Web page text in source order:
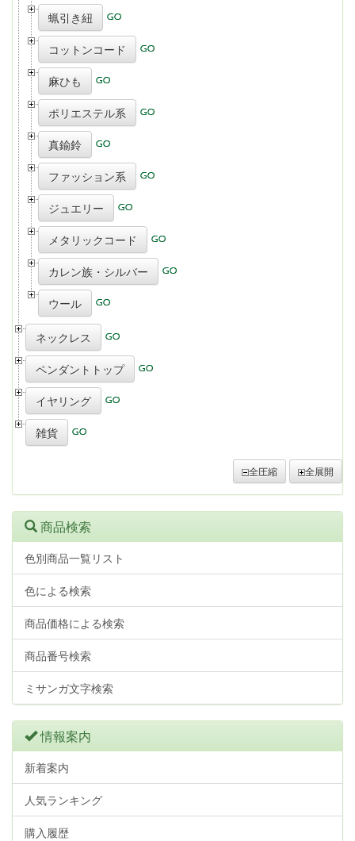
蝋引き紐
コットンコード
麻ひも
ポリエステル系
真鍮鈴
ファッション系
ジュエリー
メタリックコード
カレン族・シルバー
ウール
ネックレス
ペンダントトップ
イヤリング
雑貨
全圧縮 全展開
商品検索
色別商品一覧リスト
色による検索
商品価格による検索
商品番号検索
ミサンガ文字検索
情報案内
新着案内
人気ランキング
購入履歴